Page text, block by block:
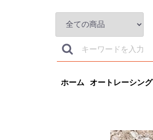
ホーム オートレーシング